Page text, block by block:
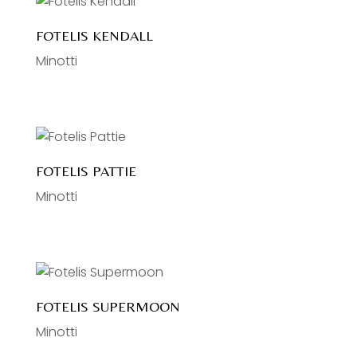
FOTELIS KENDALL
Minotti
FOTELIS PATTIE
Minotti
FOTELIS SUPERMOON
Minotti